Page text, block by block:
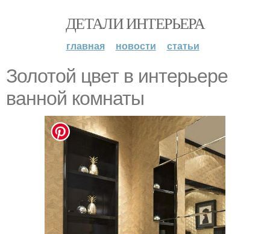
ДЕТАЛИ ИНТЕРЬЕРА
главная новости статьи
Золотой цвет в интерьере
ванной комнаты